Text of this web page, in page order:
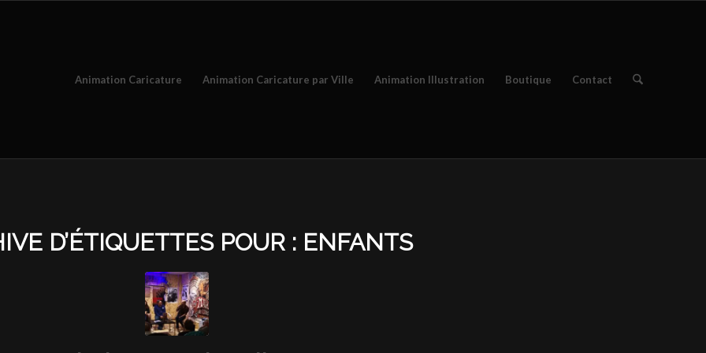
Animation Caricature Animation Caricature par Ville Animation Illustration Boutique Contact
D’ÉTIQUETTES POUR : ENFANTS